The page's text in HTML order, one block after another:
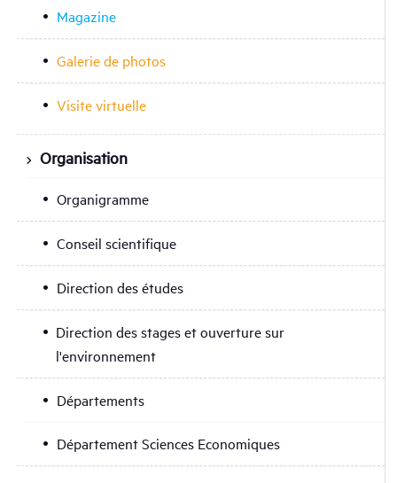
Magazine
Galerie de photos
Visite virtuelle
Organisation
Organigramme
Conseil scientifique
Direction des études
Direction des stages et ouverture sur
l'environnement
Départements
Département Sciences Economiques